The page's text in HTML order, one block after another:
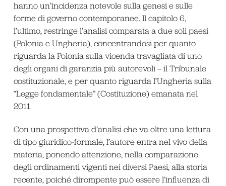
hanno un’incidenza notevole sulla genesi e sulle
forme di governo contemporanee. Il capitolo 6,
l’ultimo, restringe l’analisi comparata a due soli paesi
(Polonia e Ungheria), concentrandosi per quanto
riguarda la Polonia sulla vicenda travagliata di uno
degli organi di garanzia più autorevoli – il Tribunale
costituzionale, e per quanto riguarda l’Ungheria sulla
“Legge fondamentale” (Costituzione) emanata nel
2011.
Con una prospettiva d’analisi che va oltre una lettura
di tipo giuridico-formale, l’autore entra nel vivo della
materia, ponendo attenzione, nella comparazione
degli ordinamenti vigenti nei diversi Paesi, alla storia
recente, poiché dirompente può essere l’influenza di